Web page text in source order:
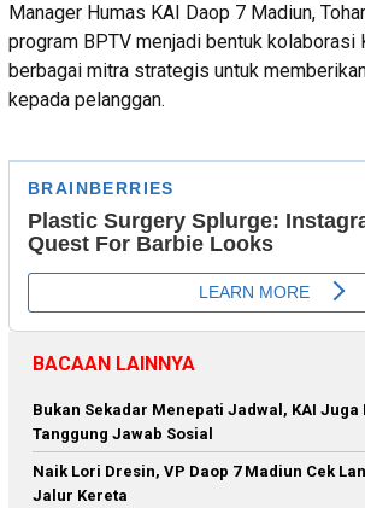
Manager Humas KAI Daop 7 Madiun,
program BPTV menjadi bentuk kolaborasi
berbagai mitra strategis untuk
kepada pelanggan.
BACAAN LAINNYA
Bukan Sekadar Menepati Jadwal, KAI Juga
Tanggung Jawab Sosial
Naik Lori Dresin, VP Daop 7 Madiun Cek
Jalur Kereta